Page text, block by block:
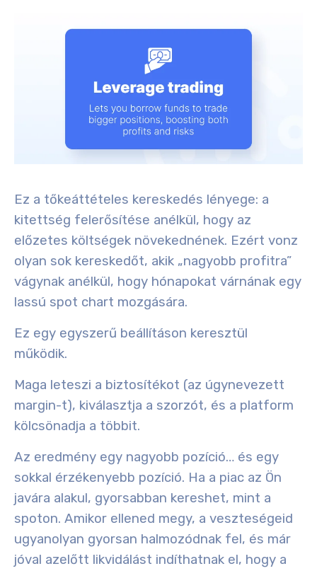
Ez a tőkeáttételes kereskedés lényege: a
kitettség felerősítése anélkül, hogy az
előzetes költségek növekednének. Ezért vonz
olyan sok kereskedőt, akik „nagyobb profitra”
vágynak anélkül, hogy hónapokat várnának egy
lassú spot chart mozgására.
Ez egy egyszerű beállításon keresztül
működik.
Maga leteszi a biztosítékot (az úgynevezett
margin-t), kiválasztja a szorzót, és a platform
kölcsönadja a többit.
Az eredmény egy nagyobb pozíció… és egy
sokkal érzékenyebb pozíció. Ha a piac az Ön
javára alakul, gyorsabban kereshet, mint a
spoton. Amikor ellened megy, a veszteségeid
ugyanolyan gyorsan halmozódnak fel, és már
jóval azelőtt likvidálást indíthatnak el, hogy a